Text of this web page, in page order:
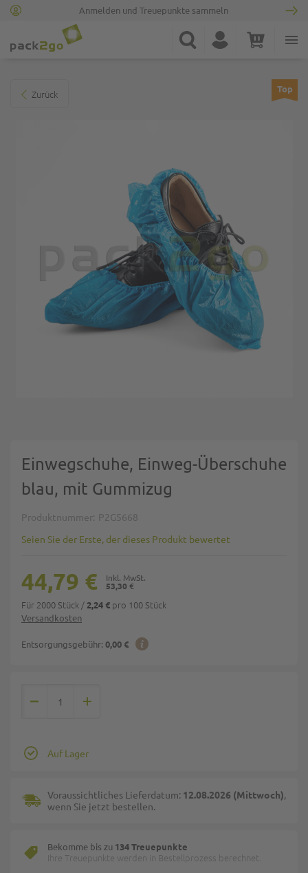
Anmelden und Treuepunkte sammeln
Suche Konto Warenkorb
Zurück Top
Einwegschuhe, Einweg-Überschuhe
blau, mit Gummizug
Produktnummer P2G5668
Seien Sie der Erste, der dieses Produkt bewertet
Versandkosten
Entsorgungsgebühr: 0,00 €
53,30 €
44,79 €
Für 2000 Stück / 2,24 € pro 100 Stück
Auf Lager
Voraussichtliches Lieferdatum: 12.08.2026 (Mittwoch),
wenn Sie jetzt bestellen.
Bekomme bis zu 134 Treuepunkte
Ihre Treuepunkte werden in Bestellprozess berechnet.